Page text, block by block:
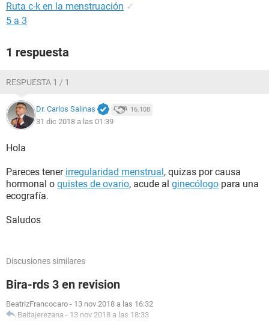
Ruta c-k en la menstruación ✓
5 a 3
1 respuesta
RESPUESTA 1 / 1
Dr. Carlos Salinas 16.108
31 dic 2018 a las 01:39
Hola
Pareces tener irregularidad menstrual, quizas por causa
hormonal o quistes de ovario, acude al ginecólogo para una
ecografía.
Saludos
Discusiones similares
Bira-rds 3 en revision
BeatrizFrancocaro - 13 nov 2018 a las 16:32
Beitajerezana - 13 nov 2018 a las 18:33